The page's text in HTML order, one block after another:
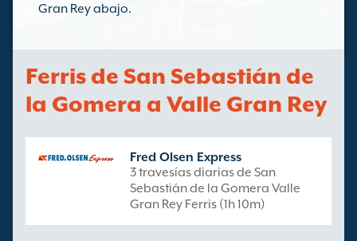
Gran Rey abajo.
Ferris de San Sebastián de
la Gomera a Valle Gran Rey
Fred Olsen Express
3 travesías diarias de San
Sebastián de la Gomera Valle
Gran Rey Ferris (1h 10m)